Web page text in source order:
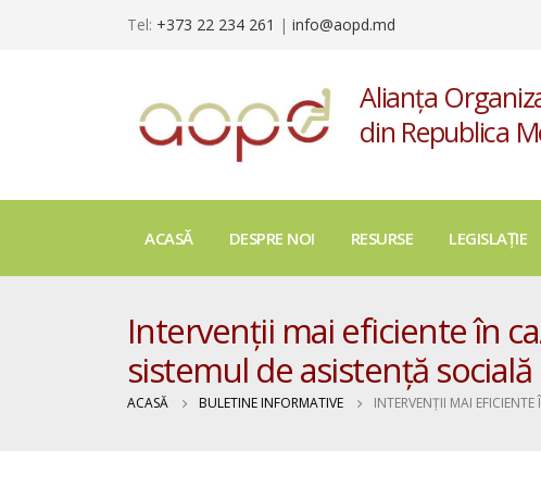
Tel: +373 22 234 261 | info@aopd.md
Alianța
din Republica
ACASĂ DESPRE NOI RESURSE LEGISLAȚIE
Intervenții mai eficiente în
sistemul de asistență socială
ACASĂ BULETINE INFORMATIVE INTERVENȚII MAI